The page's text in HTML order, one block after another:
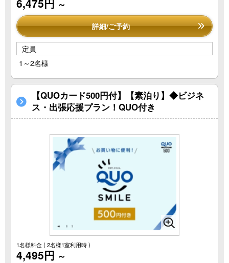
～
詳細/ご予約
定員
1～2名様
【QUOカード500円付】【素泊り】◆ビジネ
ス・出張応援プラン！QUO付き
1名様料金( 2名様1室利用時 )
4,495円 ～